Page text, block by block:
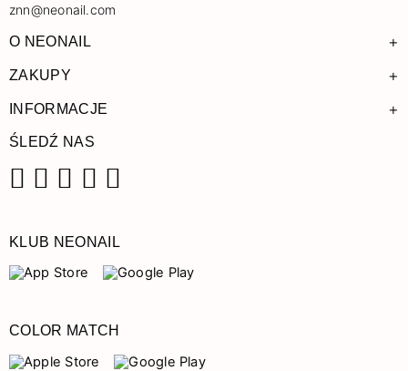
znn@neonail.com
O NEONAIL +
ZAKUPY +
INFORMACJE +
ŚLEDŹ NAS
KLUB NEONAIL
COLOR MATCH